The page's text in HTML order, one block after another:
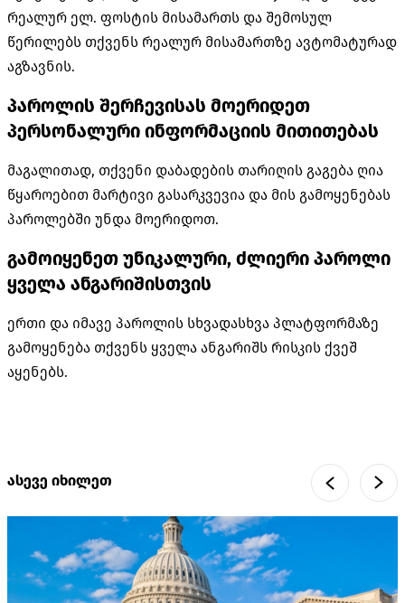
რეალურ ელ. ფოსტის მისამართს და შემოსულ
წერილებს თქვენს რეალურ მისამართზე ავტომატურად
აგზავნის.
პაროლის შერჩევისას მოერიდეთ
პერსონალური ინფორმაციის მითითებას
მაგალითად, თქვენი დაბადების თარიღის გაგება ღია
წყაროებით მარტივი გასარკვევია და მის გამოყენებას
პაროლებში უნდა მოერიდოთ.
გამოიყენეთ უნიკალური, ძლიერი პაროლი
ყველა ანგარიშისთვის
ერთი და იმავე პაროლის სხვადასხვა პლატფორმაზე
გამოყენება თქვენს ყველა ანგარიშს რისკის ქვეშ
აყენებს.
ასევე იხილეთ